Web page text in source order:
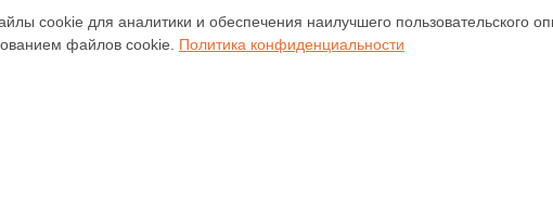
IN2138HD
INL146
cookie для аналитики и обеспечения наилучшего пользовательского
файлов cookie. Политика конфиденциальности